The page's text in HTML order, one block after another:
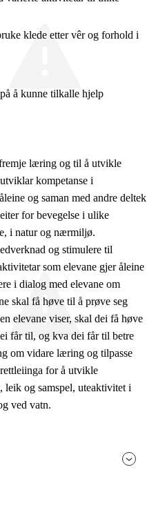
klede etter vêr og forhold i
å kunne tilkalle hjelp
læring og til å utvikle
kompetanse i
og saman med andre deltek
for bevegelse i ulike
i natur og nærmiljø.
og stimulere til
som elevane gjer åleine
i dialog med elevane om
skal få høve til å prøve seg
elevane viser, skal dei få høve
får til, og kva dei får til betre
om vidare læring og tilpasse
for å utvikle
leik og samspel, uteaktivitet i
ved vatn.